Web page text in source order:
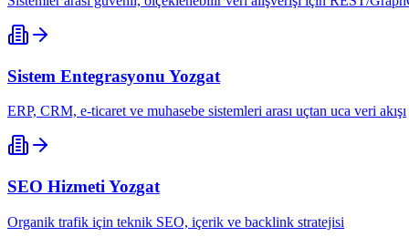
Sistem Entegrasyonu Yozgat
ERP, CRM, e-ticaret ve muhasebe sistemleri arası uçtan uca veri akışı
SEO Hizmeti Yozgat
Organik trafik için teknik SEO, içerik ve backlink stratejisi